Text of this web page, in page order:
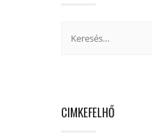
CIMKEFELHŐ